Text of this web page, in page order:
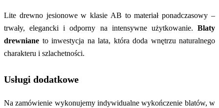
Lite drewno jesionowe w klasie AB to materiał ponadczasowy –
trwały, elegancki i odporny na intensywne użytkowanie. Blaty
drewniane to inwestycja na lata, która doda wnętrzu naturalnego
charakteru i szlachetności.
Usługi dodatkowe
Na zamówienie wykonujemy indywidualne wykończenie blatów, w